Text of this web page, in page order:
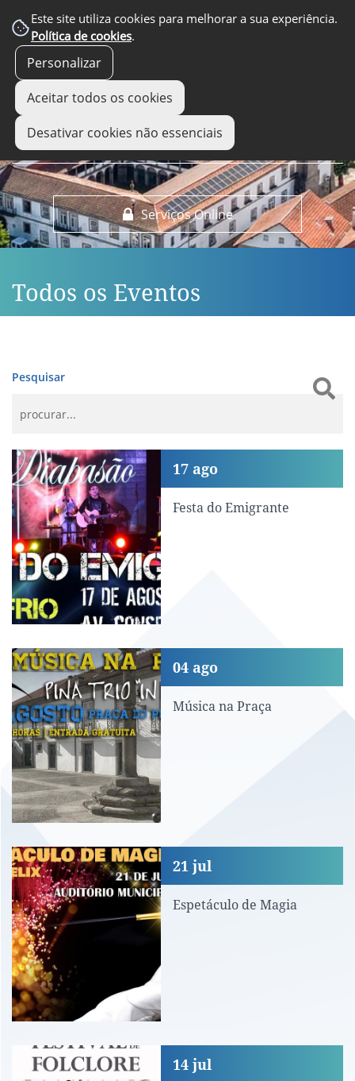
Este site utiliza cookies para melhorar a sua experiência.
Política de cookies.
Personalizar
Aceitar todos os cookies
Desativar cookies não essenciais
Serviços Online
EM DESTAQUE
Todos os Eventos
Pesquisar
Festa do Emigrante
Festa do Emigrante
17 ago
Música na Praça
Música na Praça
04 ago
Espetáculo de Magia
Espetáculo de Magia
21 jul
Festival de Folclore
14 jul